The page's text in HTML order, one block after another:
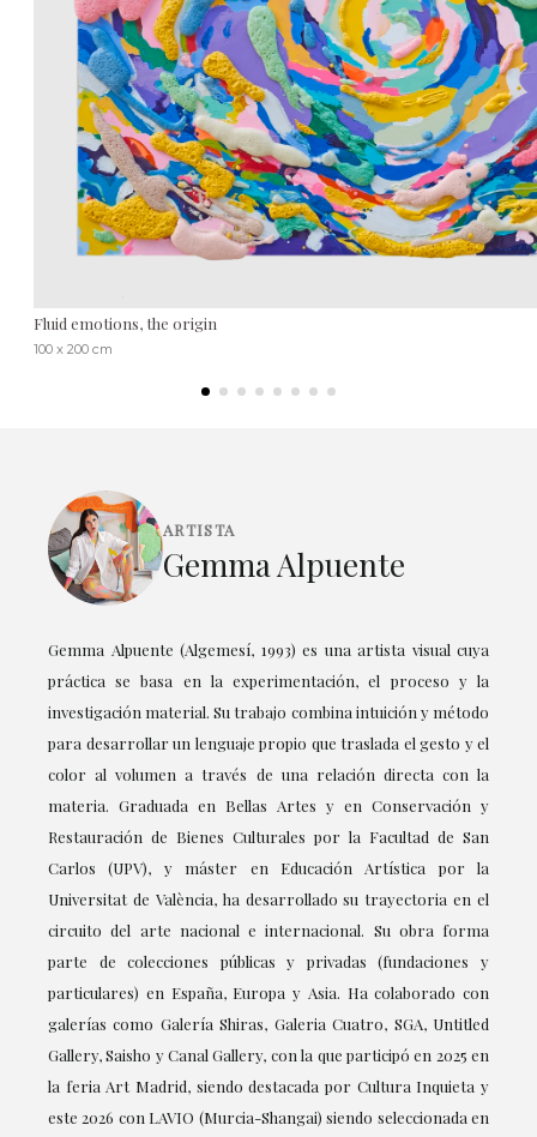
Fluid emotions, the origin
100 x 200 cm
ARTISTA
Gemma Alpuente
Gemma Alpuente (Algemesí, 1993) es una artista visual cuya
práctica se basa en la experimentación, el proceso y la
investigación material. Su trabajo combina intuición y método
para desarrollar un lenguaje propio que traslada el gesto y el
color al volumen a través de una relación directa con la
materia. Graduada en Bellas Artes y en Conservación y
Restauración de Bienes Culturales por la Facultad de San
Carlos (UPV), y máster en Educación Artística por la
Universitat de València, ha desarrollado su trayectoria en el
circuito del arte nacional e internacional. Su obra forma
parte de colecciones públicas y privadas (fundaciones y
particulares) en España, Europa y Asia. Ha colaborado con
galerías como Galería Shiras, Galeria Cuatro, SGA, Untitled
Gallery, Saisho y Canal Gallery, con la que participó en 2025 en
la feria Art Madrid, siendo destacada por Cultura Inquieta y
este 2026 con LAVIO (Murcia-Shangai) siendo seleccionada en